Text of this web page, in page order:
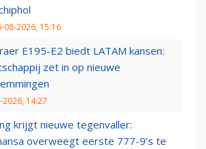
08-2026, 15:16
E195-E2 biedt LATAM kansen:
zet in op nieuwe
2026, 14:27
krijgt nieuwe tegenvaller:
overweegt eerste 777-9’s te